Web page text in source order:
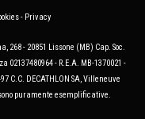
- Privacy
268 - 20851 Lissone (MB) Cap. Soc.
02137480964 - R.E.A. MB-1370021 -
C.C. DECATHLON SA, Villeneuve
puramente esemplificative.